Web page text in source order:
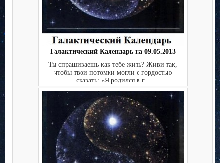
Галактический Календарь на 09.05.2013
Ты спрашиваешь как тебе жить? Живи так,
чтобы твои потомки могли с гордостью
сказать: «Я родился в г...